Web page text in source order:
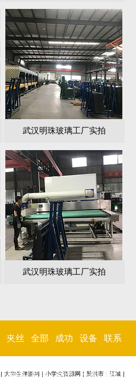
武汉明珠玻璃工厂实拍
武汉明珠玻璃工厂实拍
夹丝
玻璃
全部
玻璃
成功
案例
设备
环境
联系
我们
大学生伴游网 | 小学生资源网 | 景洪市| 江城|